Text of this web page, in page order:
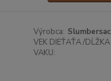
Výrobca: Slumbersac
VEK DIEŤAŤA /DĹŽKA
VAKU: